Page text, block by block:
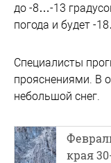
до -8…-13
погода и будет -
Специалисты
прояснениями. В
небольшой снег.
края